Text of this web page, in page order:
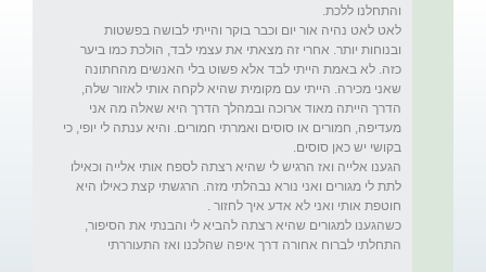
לאט לאט נהיה אור יום וכבר בוקר והייתי לבושה בפשטות
ובנוחות יותר. אחרי זה מצאתי את עצמי לבד, הולכת כמו ביער
כזה. לא באמת הייתי לבד אלא פשוט בלי האנשים מהחתונה
שאני מכירה. הייתי עם מקומית שהיא לקחה אותי לאזור שלה,
הדרך הייתה מאוד ארוכה ובמהלך הדרך היא שאלה מה אני
מעדיפה, חמורים או סוסים ואמרתי חמורים. והיא ענתה לי יופי, כי
הגענו אלייה ואז הרגיש לי שהיא רצתה לספח אותי אלייה וכאילו
לתת לי מגורים ואני נורא נבהלתי מזה. הרגשתי קצת כאילו היא
כשהגענו למגורים שהיא רצתה להביא לי והבנתי את הסיפור,
התחלתי לברוח אחורה דרך איפה שהלכנו ואז התעוררתי